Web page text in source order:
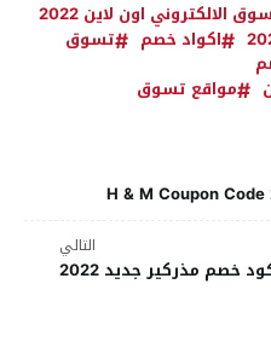
الالكتروني اون لاين 2022
اكواد خصم
تسوق
مواقع تسوق
التالي
خصم مذركير جديد 2022